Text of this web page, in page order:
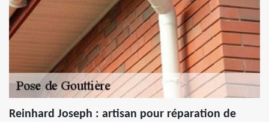
Reinhard Joseph : artisan pour réparation de